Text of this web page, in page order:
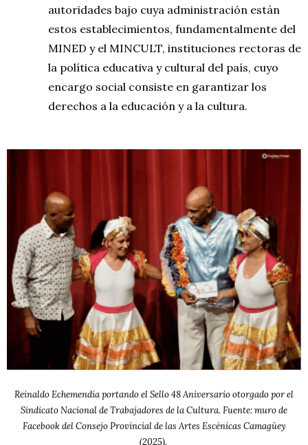
autoridades bajo cuya administración están
estos establecimientos, fundamentalmente del
MINED y el MINCULT, instituciones rectoras de
la política educativa y cultural del país, cuyo
encargo social consiste en garantizar los
derechos a la educación y a la cultura.
Reinaldo Echemendía portando el Sello 48 Aniversario otorgado por el
Sindicato Nacional de Trabajadores de la Cultura. Fuente: muro de
Facebook del Consejo Provincial de las Artes Escénicas Camagüey
(2025).